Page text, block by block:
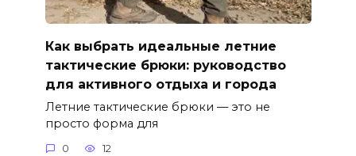
Как выбрать идеальные летние
тактические брюки: руководство
для активного отдыха и города
Летние тактические брюки — это не
просто форма для
0 12